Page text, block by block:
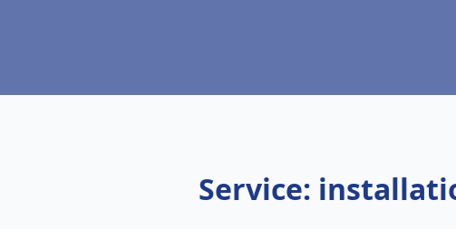
Service: